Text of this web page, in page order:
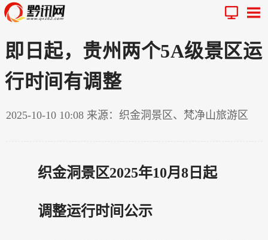
即日起，贵州两个5A级景区运
行时间有调整
2025-10-10 10:08 来源：织金洞景区、梵净山旅游区
织金洞景区2025年10月8日起
调整运行时间公示